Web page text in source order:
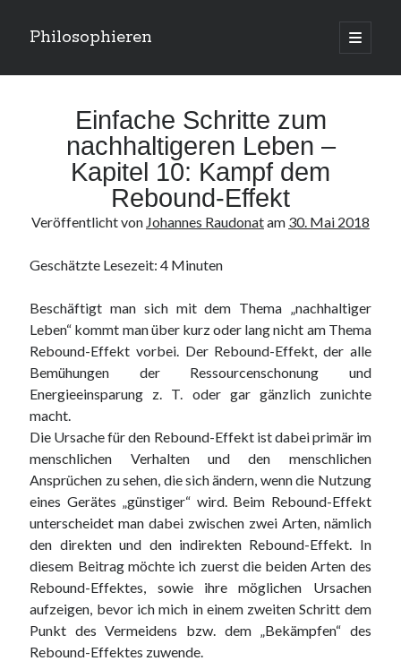
Philosophieren
open
primary
Kategorien
Anmelden
Eintrags-Feed
Kommentar-Feed
WordPress.org
Einfache Schritte zum
nachhaltigeren Leben –
Kapitel 10: Kampf dem
Rebound-Effekt
Veröffentlicht von Johannes Raudonatam 30. Mai 2018
Geschätzte Lesezeit: 4 Minuten
Beschäftigt man sich mit dem Thema „nachhaltiger
Leben“ kommt man über kurz oder lang nicht am Thema
Rebound-Effekt vorbei. Der Rebound-Effekt, der alle
Bemühungen der Ressourcenschonung und
Energieeinsparung z. T. oder gar gänzlich zunichte
macht.
Die Ursache für den Rebound-Effekt ist dabei primär im
menschlichen Verhalten und den menschlichen
Ansprüchen zu sehen, die sich ändern, wenn die Nutzung
eines Gerätes „günstiger“ wird. Beim Rebound-Effekt
unterscheidet man dabei zwischen zwei Arten, nämlich
den direkten und den indirekten Rebound-Effekt. In
diesem Beitrag möchte ich zuerst die beiden Arten des
Rebound-Effektes, sowie ihre möglichen Ursachen
aufzeigen, bevor ich mich in einem zweiten Schritt dem
Punkt des Vermeidens bzw. dem „Bekämpfen“ des
Rebound-Effektes zuwende.